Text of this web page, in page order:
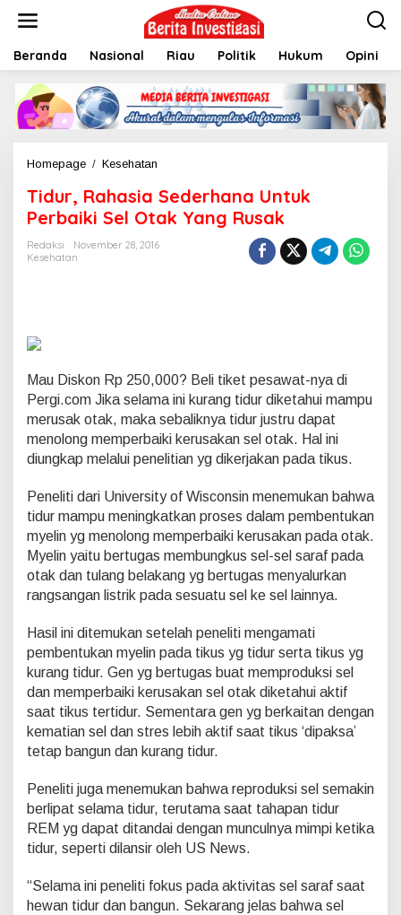
t
Beranda Nasional Riau Politik Hukum Opini
Homepage / Kesehatan
d
u
r
,
S
d
e
r
h
a
U
n
t
k
P
r
b
a
i
k
i
S
e
t
a
k
Y
g
R
Tidur, Rahasia Sederhana Untuk
Perbaiki Sel Otak Yang Rusak
Redaksi
November 28, 2016
Kesehatan
Mau Diskon Rp 250,000? Beli tiket pesawat-nya di
Pergi.com Jika selama ini kurang tidur diketahui mampu
merusak otak, maka sebaliknya tidur justru dapat
menolong memperbaiki kerusakan sel otak. Hal ini
diungkap melalui penelitian yg dikerjakan pada tikus.
Peneliti dari University of Wisconsin menemukan bahwa
tidur mampu meningkatkan proses dalam pembentukan
myelin yg menolong memperbaiki kerusakan pada otak.
Myelin yaitu bertugas membungkus sel-sel saraf pada
otak dan tulang belakang yg bertugas menyalurkan
rangsangan listrik pada sesuatu sel ke sel lainnya.
Hasil ini ditemukan setelah peneliti mengamati
pembentukan myelin pada tikus yg tidur serta tikus yg
kurang tidur. Gen yg bertugas buat memproduksi sel
dan memperbaiki kerusakan sel otak diketahui aktif
saat tikus tertidur. Sementara gen yg berkaitan dengan
kematian sel dan stres lebih aktif saat tikus ‘dipaksa’
tetap bangun dan kurang tidur.
Peneliti juga menemukan bahwa reproduksi sel semakin
berlipat selama tidur, terutama saat tahapan tidur
REM yg dapat ditandai dengan munculnya mimpi ketika
tidur, seperti dilansir oleh US News.
“Selama ini peneliti fokus pada aktivitas sel saraf saat
hewan tidur dan bangun. Sekarang jelas bahwa sel